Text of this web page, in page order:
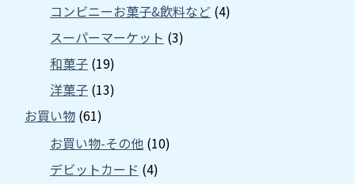
コンビニーお菓子&飲料など (4)
スーパーマーケット (3)
和菓子 (19)
洋菓子 (13)
お買い物 (61)
お買い物-その他 (10)
デビットカード (4)